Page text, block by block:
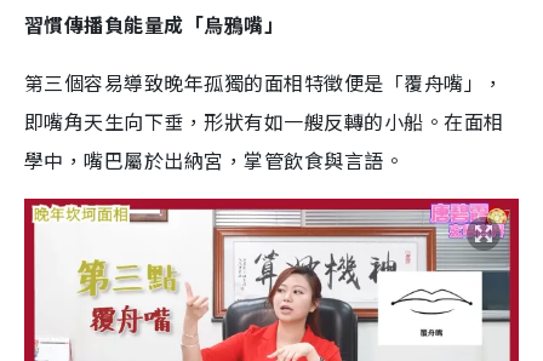
習慣傳播負能量成「烏鴉嘴」
第三個容易導致晚年孤獨的面相特徵便是「覆舟嘴」，
即嘴角天生向下垂，形狀有如一艘反轉的小船。在面相
學中，嘴巴屬於出納宮，掌管飲食與言語。